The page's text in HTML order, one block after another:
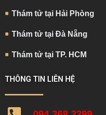
Thám tử tại Hải Phòng
Thám tử tại Đà Nẵng
Thám tử tại TP. HCM
THÔNG TIN LIÊN HỆ